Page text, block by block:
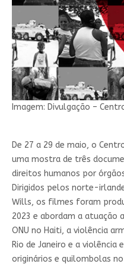
Imagem: Divulgação –
De 27 a 29 de maio, o
uma mostra de três
direitos humanos por
Dirigidos pelos norte-
Wills, os filmes foram
2023 e abordam a atuação
ONU no Haiti, a violência
Rio de Janeiro e a
originários e quilombolas